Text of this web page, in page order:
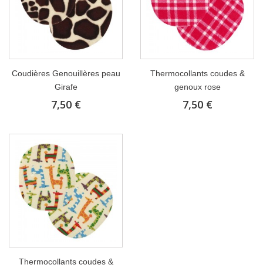
Coudières Genouillères peau
Girafe
7,50 €
Thermocollants coudes &
genoux rose
7,50 €
Thermocollants coudes &